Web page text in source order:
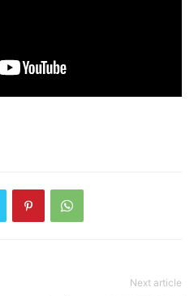
Next article